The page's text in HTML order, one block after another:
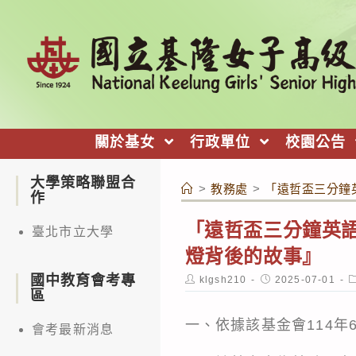
關於基女 行政單位 校園公告
> 教務處 > 「遠哲盃三分
「遠哲盃三分鐘
燈背後的故事』
Post
author:
klgsh210
Post
published:
2025-07-01
一、依據該基金會114
大學策略聯盟合
作
臺北市立大學
國中教育會考專
區
會考最新消息